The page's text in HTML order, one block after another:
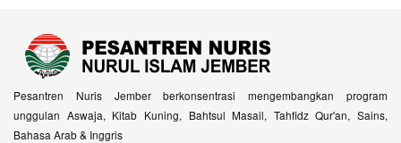
Pesantren Nuris Jember berkonsentrasi mengembangkan program
unggulan Aswaja, Kitab Kuning, Bahtsul Masail, Tahfidz Qur'an, Sains,
Bahasa Arab & Inggris